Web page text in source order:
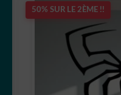
50% SUR LE 2ÈME !!